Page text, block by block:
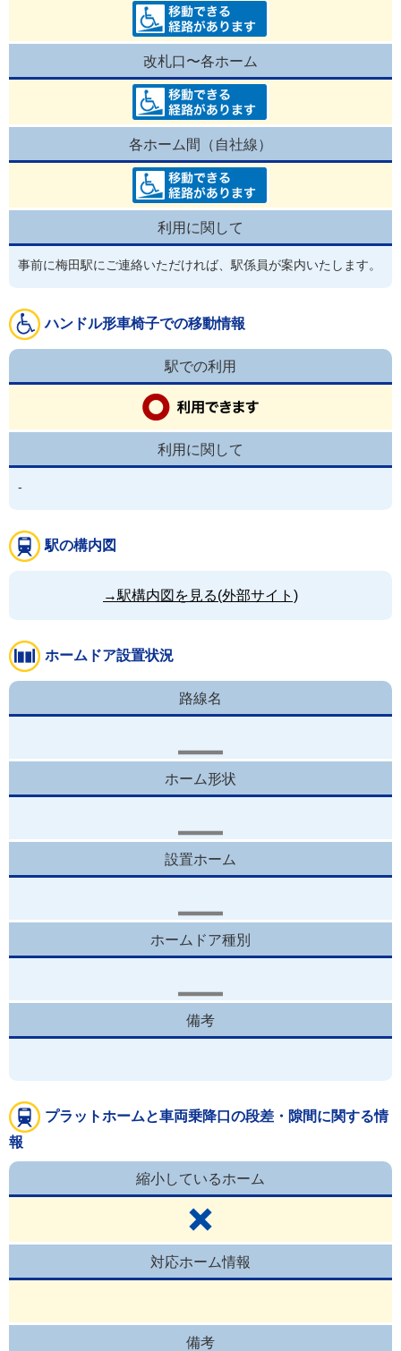
改札口〜各ホーム
各ホーム間（自社線）
利用に関して
事前に梅田駅にご連絡いただければ、駅係員が案内いたします。
ハンドル形車椅子での移動情報
駅での利用
利用に関して
-
駅の構内図
→駅構内図を見る(外部サイト)
ホームドア設置状況
路線名
ホーム形状
設置ホーム
ホームドア種別
備考
プラットホームと車両乗降口の段差・隙間に関する情
報
縮小しているホーム
対応ホーム情報
備考